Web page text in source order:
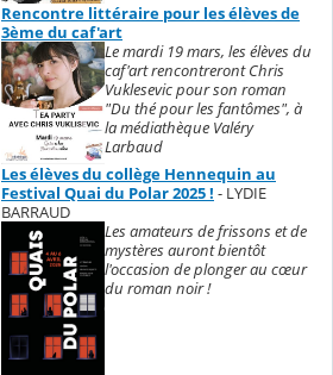
Rencontre littéraire pour les élèves de
3ème du caf'art
Le mardi 19 mars, les élèves du
caf'art rencontreront Chris
Vuklesevic pour son roman
"Du thé pour les fantômes", à
la médiathèque Valéry
Larbaud
Les élèves du collège Hennequin au
Festival Quai du Polar 2025 ! - LYDIE
BARRAUD
Les amateurs de frissons et de
mystères auront bientôt
l'occasion de plonger au cœur
du roman noir !